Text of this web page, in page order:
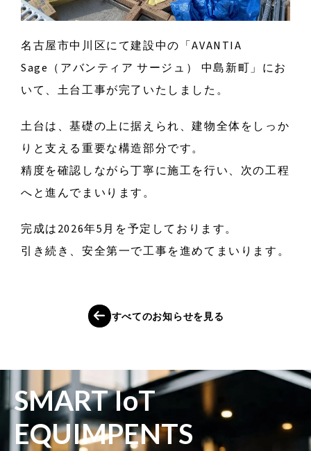
名古屋市中川区にて建設中の「AVANTIA
Sage（アバンティア サージュ） 中島新町」にお
いて、土台工事が完了いたしました。
土台は、基礎の上に据えられ、建物全体をしっか
りと支える重要な構造部分です。
精度を確認しながら丁寧に施工を行い、次の工程
へと進んでまいります。
完成は2026年5月を予定しております。
引き続き、安全第一で工事を進めてまいります。
すべてのお知らせを 見る
SMART IoT
EQUIMPENTS